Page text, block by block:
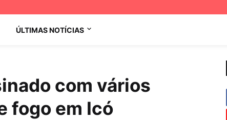
ÚLTIMAS NOTÍCIAS
com vários
fogo em Icó